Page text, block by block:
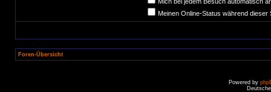
Meinen Online-Status während dieser
Foren-Übersicht
Powered by